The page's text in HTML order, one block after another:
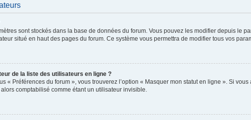
sont stockés dans la base de données du forum. Vous pouvez les modifier depuis le
situé en haut des pages du forum. Ce système vous permettra de modifier tous vos
de la liste des utilisateurs en ligne ?
« Préférences du forum », vous trouverez l’option « Masquer mon statut en ligne ». Si
comptabilisé comme étant un utilisateur invisible.